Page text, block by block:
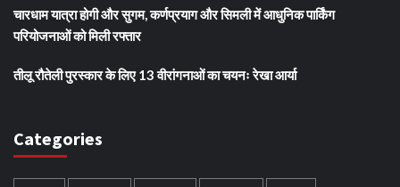
चारधाम यात्रा होगी और सुगम, कर्णप्रयाग और सिमली में आधुनिक पार्किंग
परियोजनाओं को मिली रफ्तार
तीलू रौतेली पुरस्कार के लिए 13 वीरांगनाओं का चयनः रेखा आर्या
Categories